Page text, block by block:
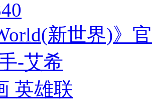
新世界)》